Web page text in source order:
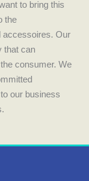
to bring this
the
accessoires. Our
that can
consumer. We
our business